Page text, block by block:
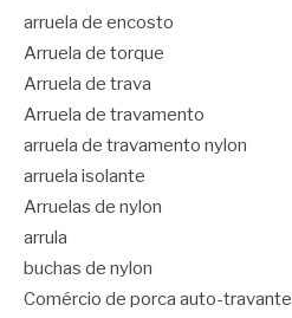
arruela de encosto
Arruela de torque
Arruela de trava
Arruela de travamento
arruela de travamento nylon
arruela isolante
Arruelas de nylon
arrula
buchas de nylon
Comércio de porca auto-travante